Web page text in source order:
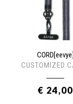
CORD[eevye]
CUSTOMIZED
€ 24,00